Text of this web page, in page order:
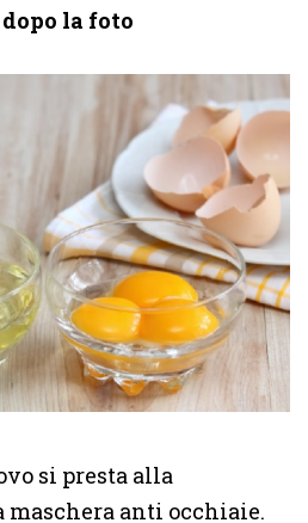
la foto
si presta alla
maschera anti occhiaie.